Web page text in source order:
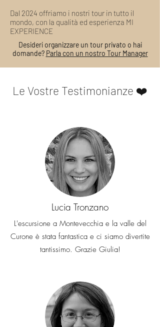
Dal 2024 offriamo i nostri tour in tutto il
mondo, con la qualità ed esperienza MI
EXPERIENCE
Desideri organizzare un tour privato o hai
domande? Parla con un nostro Tour Manager
Le Vostre Testimonianze ❤️
Lucia Tronzano
L'escursione a Montevecchia e la valle del
Curone è stata fantastica e ci siamo divertite
tantissimo. Grazie Giulia!